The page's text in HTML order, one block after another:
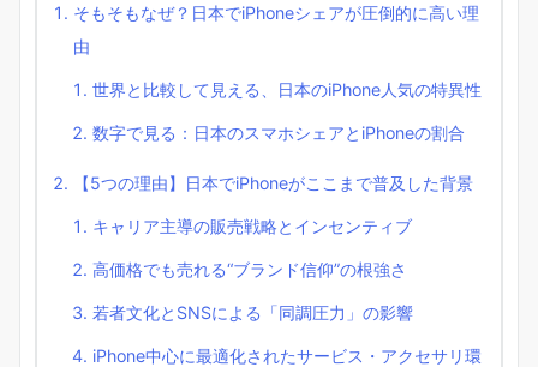
そもそもなぜ？日本でiPhoneシェアが圧倒的に高い理
由
世界と比較して見える、日本のiPhone人気の特異性
数字で見る：日本のスマホシェアとiPhoneの割合
【5つの理由】日本でiPhoneがここまで普及した背景
キャリア主導の販売戦略とインセンティブ
高価格でも売れる“ブランド信仰”の根強さ
若者文化とSNSによる「同調圧力」の影響
iPhone中心に最適化されたサービス・アクセサリ環